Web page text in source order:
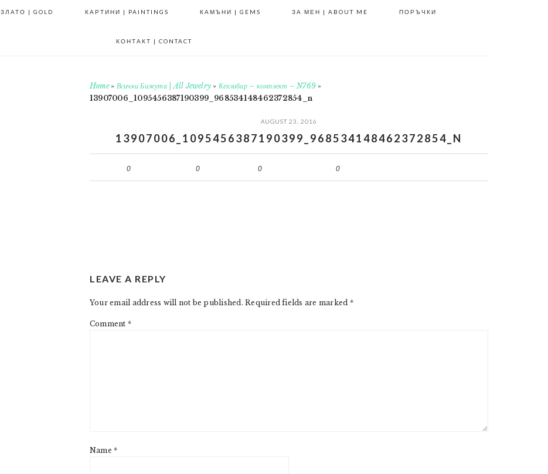
ЗЛАТО | GOLD КАРТИНИ | PAINTINGS КАМЪНИ | GEMS ЗА МЕН | ABOUT ME ПОРЪЧКИ
КОНТАКТ | CONTACT
Home» Всички Бижута | All Jewelry » Кехлибар – комплект – N769 »
13907006_1095456387190399_968534148462372854_n
AUGUST 23, 2016
13907006_1095456387190399_968534148462372854_N
0 0 0 0
INTERACTIONS
LEAVE A REPLY
Your email address will not be published. Required fields are marked *
Comment *
Name*